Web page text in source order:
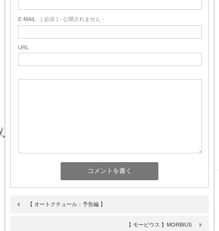
E-MAIL ( 必須 ) - 公開されません -
URL
【 オートクチュール：予告編 】
【 モービウス 】MORBIUS